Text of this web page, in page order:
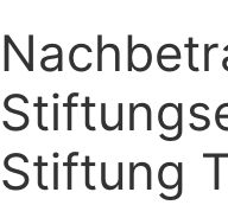
Stiftung